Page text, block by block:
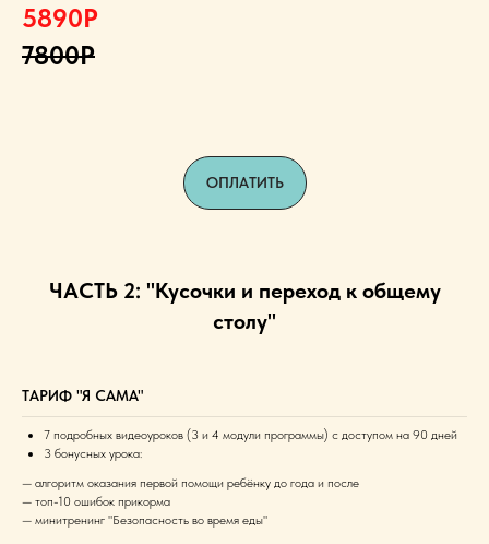
5890Р
7800Р
ОПЛАТИТЬ
ЧАСТЬ 2: "Кусочки и переход к общему
столу"
ТАРИФ "Я САМА"
7 подробных видеоуроков (3 и 4 модули программы) с доступом на 90 дней
3 бонусных урока:
— алгоритм оказания первой помощи ребёнку до года и после
— топ-10 ошибок прикорма
— минитренинг "Безопасность во время еды"